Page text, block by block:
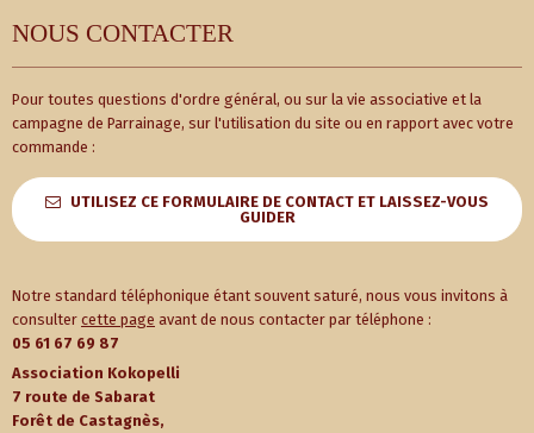
NOUS CONTACTER
Pour toutes questions d'ordre général, ou sur la vie associative et la
campagne de Parrainage, sur l'utilisation du site ou en rapport avec votre
commande :
UTILISEZ CE FORMULAIRE DE CONTACT ET LAISSEZ-VOUS
GUIDER
Notre standard téléphonique étant souvent saturé, nous vous invitons à
consulter cette page avant de nous contacter par téléphone :
05 61 67 69 87
Association Kokopelli
7 route de Sabarat
Forêt de Castagnès,